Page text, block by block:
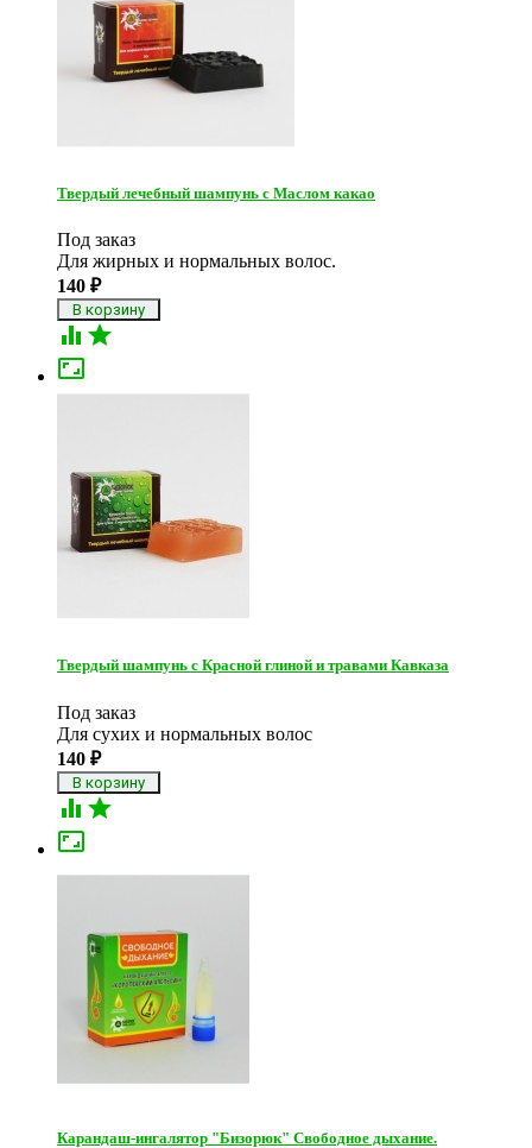
Твердый лечебный шампунь c Маслом какао
Под заказ
Для жирных и нормальных волос.​
140 ₽
 

Твердый шампунь с Красной глиной и травами Кавказа
Под заказ
Для сухих и нормальных волос
140 ₽
 

Карандаш-ингалятор "Бизорюк" Свободное дыхание.